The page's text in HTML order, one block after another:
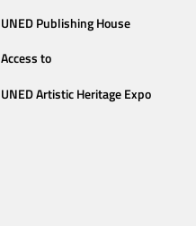
UNED Publishing House
Access to
UNED Artistic Heritage Expo